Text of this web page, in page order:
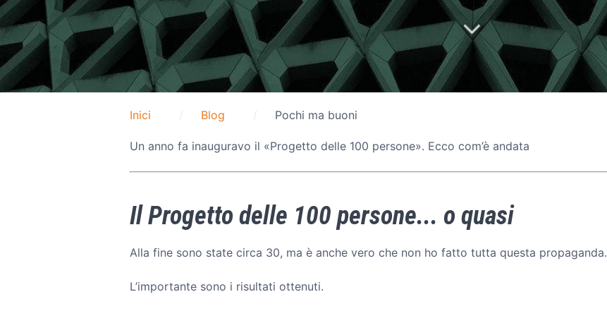
Inici Blog Pochi ma buoni
Un anno fa inauguravo il «Progetto delle 100 persone». Ecco com’è andata
Il Progetto delle 100 persone... o quasi
Alla fine sono state circa 30, ma è anche vero che non ho fatto tutta questa propaganda.
L’importante sono i risultati ottenuti.